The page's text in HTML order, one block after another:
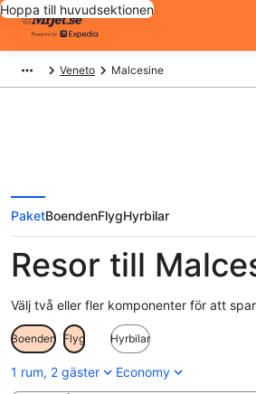
Hoppa till huvudsektionen
Veneto Malcesine
PaketBoendenFlygHyrbilar
Resor till
Välj två eller fler komponenter för att
Boenden Flyg Hyrbilar
1 rum, 2 gäster Economy